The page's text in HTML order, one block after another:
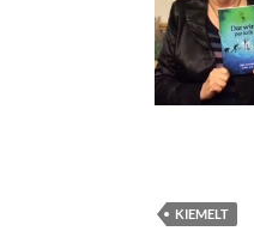
KIEMELT